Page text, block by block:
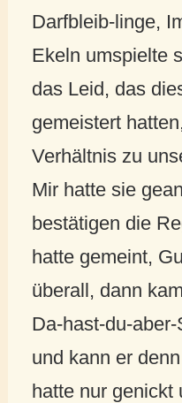
Darfbleib-linge,
Ekeln umspielte
das Leid, das
gemeistert
Verhältnis zu
Mir hatte sie
bestätigen die
hatte gemeint,
überall, dann
Da-hast-du-
und kann er
hatte nur genickt